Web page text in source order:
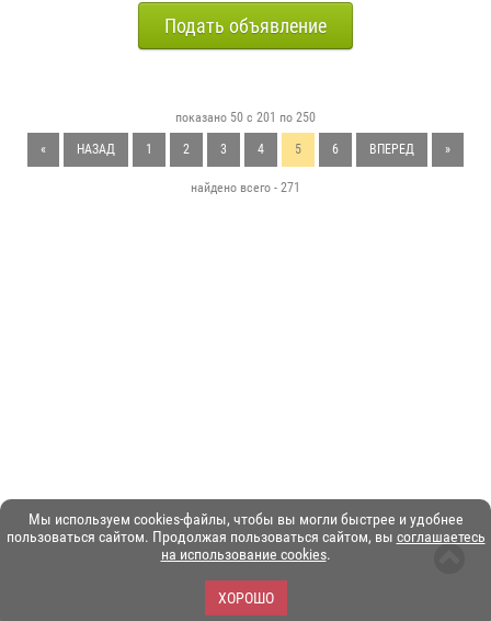
Мы используем cookies-файлы, чтобы вы могли быстрее и удобнее
пользоваться сайтом. Продолжая пользоваться сайтом, вы соглашаетесь
на использование cookies.
ХОРОШО
Подать объявление
показано 50 с 201 по 250
« НАЗАД 1 2 3 4 5 6 ВПЕРЕД »
найдено всего - 271